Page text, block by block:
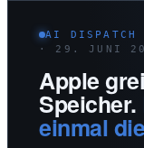
AI DISPATCH
· 29. JUNI
Apple
Speicher.
einmal